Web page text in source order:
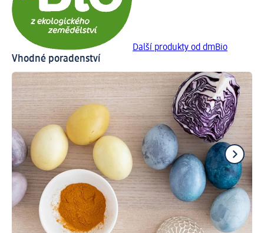
Další produkty od dmBio
Vhodné poradenství